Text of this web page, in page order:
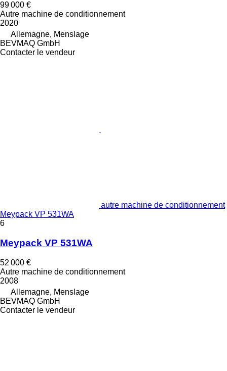
99 000 €
Autre machine de conditionnement
2020
Allemagne, Menslage
BEVMAQ GmbH
Contacter le vendeur
autre machine de conditionnement
Meypack VP 531WA
6
Meypack VP 531WA
52 000 €
Autre machine de conditionnement
2008
Allemagne, Menslage
BEVMAQ GmbH
Contacter le vendeur